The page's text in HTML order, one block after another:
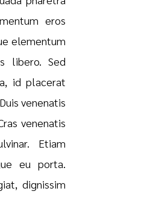
eros
elementum
libero. Sed
id placerat
venenatis
venenatis
Etiam
eu porta.
dignissim